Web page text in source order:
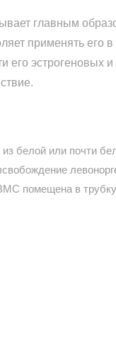
главным
применять его в
его эстрогеновых
белой или почти
помещена в